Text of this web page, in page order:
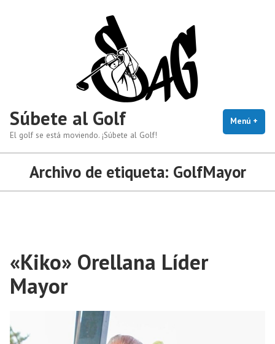
Súbete al Golf
El golf se está moviendo. ¡Súbete al Golf!
Menú +
Archivo de etiqueta: GolfMayor
«Kiko» Orellana Líder
Mayor